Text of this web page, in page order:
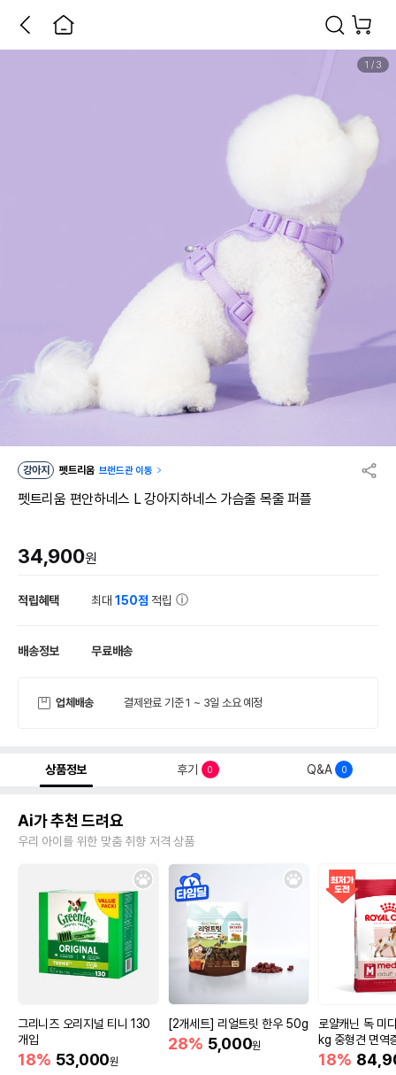
1 / 3
강아지 펫트리움 브랜드관 이동
펫트리움 편안하네스 L 강아지하네스 가슴줄 목줄 퍼플
34,900원
적립혜택 최대150점 적립
배송정보 무료배송
업체배송 결제완료 기준 1 ~ 3일 소요 예정
상품정보 후기 0 Q&A 0
Ai가 추천 드려요
우리 아이를 위한 맞춤 취향 저격 상품
그리니즈 오리지널 티니 130
개입
18% 53,000원
[2개세트] 리얼트릿 한우 50g
28% 5,000원
로얄캐닌 독 미
kg 중형견 면역
18%